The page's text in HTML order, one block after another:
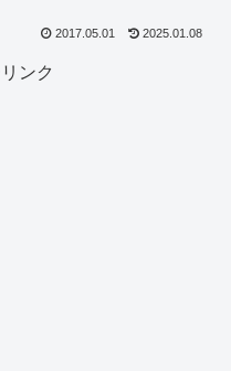
2017.05.01 2025.01.08
ンク